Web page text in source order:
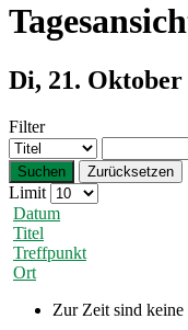
Di, 21. Oktober
Filter
Suchen Zurücksetzen
Limit
Datum
Titel
Treffpunkt
Ort
Zur Zeit sind keine